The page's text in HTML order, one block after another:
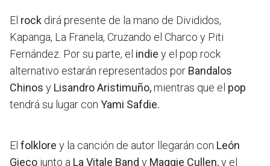
El rock dirá presente de la mano de Divididos,
Kapanga, La Franela, Cruzando el Charco y Piti
Fernández. Por su parte, el indie y el pop rock
alternativo estarán representados por Bandalos
Chinos y Lisandro Aristimuño,mientras que el pop
tendrá su lugar con Yami Safdie.
El folklore y la canción de autor llegarán con León
Gieco junto a La Vitale Band y Maggie Cullen,y el